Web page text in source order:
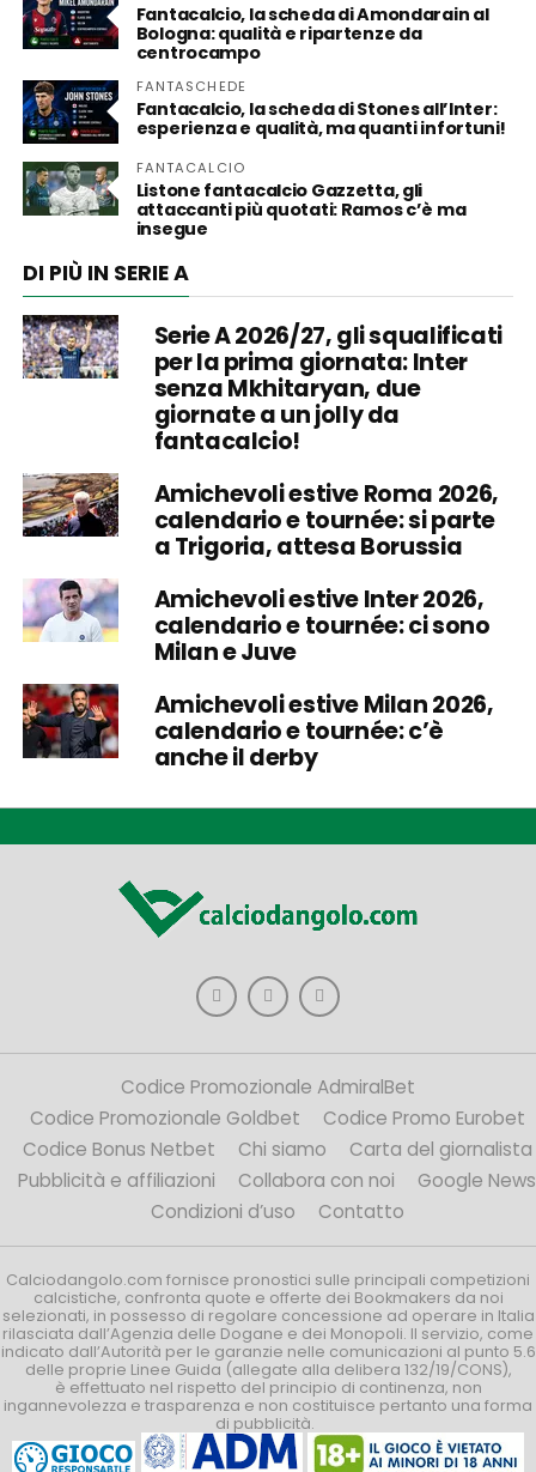
Fantacalcio, la scheda di Amondarain al
Bologna: qualità e ripartenze da
centrocampo
FANTASCHEDE
Fantacalcio, la scheda di Stones all’Inter:
esperienza e qualità, ma quanti infortuni!
FANTACALCIO
Listone fantacalcio Gazzetta, gli
attaccanti più quotati: Ramos c’è ma
insegue
DI PIÙ IN SERIE A
Serie A 2026/27, gli squalificati
per la prima giornata: Inter
senza Mkhitaryan, due
giornate a un jolly da
fantacalcio!
Amichevoli estive Roma 2026,
calendario e tournée: si parte
a Trigoria, attesa Borussia
Amichevoli estive Inter 2026,
calendario e tournée: ci sono
Milan e Juve
Amichevoli estive Milan 2026,
calendario e tournée: c’è
anche il derby
Codice Promozionale AdmiralBet
Codice Promozionale Goldbet
Codice Promo Eurobet
Codice Bonus Netbet
Chi siamo
Carta del giornalista
Pubblicità e affiliazioni
Collabora con noi
Google News
Condizioni d’uso
Contatto
Calciodangolo.com fornisce pronostici sulle principali competizioni
calcistiche, confronta quote e offerte dei Bookmakers da noi
selezionati, in possesso di regolare concessione ad operare in Italia
rilasciata dall’Agenzia delle Dogane e dei Monopoli. Il servizio, come
indicato dall’Autorità per le garanzie nelle comunicazioni al punto 5.6
delle proprie Linee Guida (allegate alla delibera 132/19/CONS),
è effettuato nel rispetto del principio di continenza, non
ingannevolezza e trasparenza e non costituisce pertanto una forma
di pubblicità.